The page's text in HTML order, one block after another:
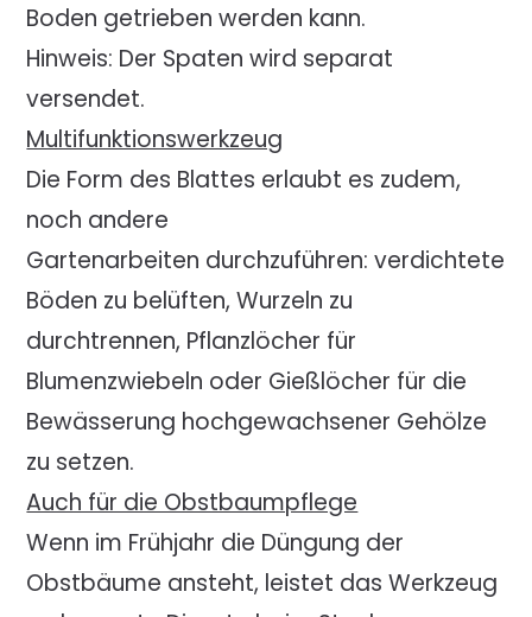
Boden getrieben werden kann.
Hinweis: Der Spaten wird separat
versendet.
Multifunktionswerkzeug
Die Form des Blattes erlaubt es zudem,
noch andere
Gartenarbeiten durchzuführen: verdichtete
Böden zu belüften, Wurzeln zu
durchtrennen, Pflanzlöcher für
Blumenzwiebeln oder Gießlöcher für die
Bewässerung hochgewachsener Gehölze
zu setzen.
Auch für die Obstbaumpflege
Wenn im Frühjahr die Düngung der
Obstbäume ansteht, leistet das Werkzeug